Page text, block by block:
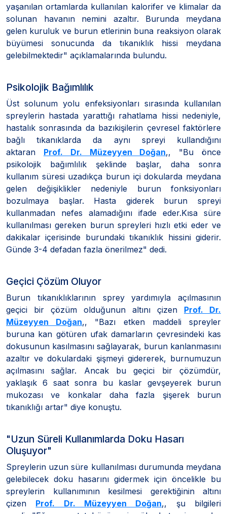
yaşanılan ortamlarda kullanılan kalorifer ve klimalar da
solunan havanın nemini azaltır. Burunda meydana
gelen kuruluk ve burun etlerinin buna reaksiyon olarak
büyümesi sonucunda da tıkanıklık hissi meydana
gelebilmektedir" açıklamalarında bulundu.
Psikolojik Bağımlılık
Üst solunum yolu enfeksiyonları sırasında kullanılan
spreylerin hastada yarattığı rahatlama hissi nedeniyle,
hastalık sonrasında da bazıkişilerin çevresel faktörlere
bağlı tıkanıklarda da aynı spreyi kullandığını
aktaran Prof. Dr. Müzeyyen Doğan,, "Bu önce
psikolojik bağımlılık şeklinde başlar, daha sonra
kullanım süresi uzadıkça burun içi dokularda meydana
gelen değişiklikler nedeniyle burun fonksiyonları
bozulmaya başlar. Hasta giderek burun spreyi
kullanmadan nefes alamadığını ifade eder.Kısa süre
kullanılması gereken burun spreyleri hızlı etki eder ve
dakikalar içerisinde burundaki tıkanıklık hissini giderir.
Günde 3-4 defadan fazla önerilmez" dedi.
Geçici Çözüm Oluyor
Burun tıkanıklıklarının sprey yardımıyla açılmasının
geçici bir çözüm olduğunun altını çizen Prof. Dr.
Müzeyyen Doğan,, "Bazı etken maddeli spreyler
buruna kan götüren ufak damarların çevresindeki kas
dokusunun kasılmasını sağlayarak, burun kanlanmasını
azaltır ve dokulardaki şişmeyi gidererek, burnumuzun
açılmasını sağlar. Ancak bu geçici bir çözümdür,
yaklaşık 6 saat sonra bu kaslar gevşeyerek burun
mukozası ve konkalar daha fazla şişerek burun
tıkanıklığı artar" diye konuştu.
"Uzun Süreli Kullanımlarda Doku Hasarı
Oluşuyor"
Spreylerin uzun süre kullanılması durumunda meydana
gelebilecek doku hasarını gidermek için öncelikle bu
spreylerin kullanımının kesilmesi gerektiğinin altını
çizen Prof. Dr. Müzeyyen Doğan,, şu bilgileri